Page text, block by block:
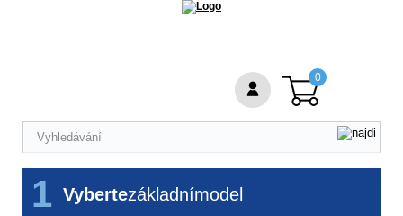
Vybertezákladnímodel
1
0